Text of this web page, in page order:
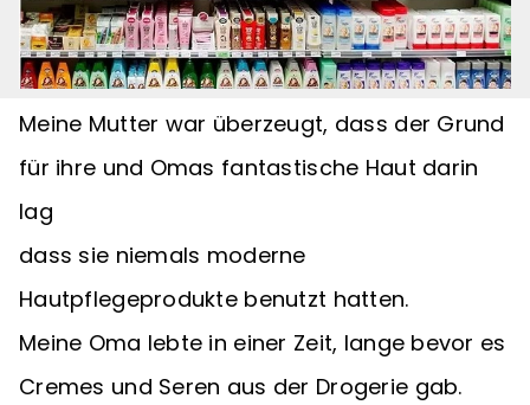
Meine Mutter war überzeugt, dass der Grund
für ihre und Omas fantastische Haut darin
lag
dass sie niemals moderne
Hautpflegeprodukte benutzt hatten.
Meine Oma lebte in einer Zeit, lange bevor es
Cremes und Seren aus der Drogerie gab.